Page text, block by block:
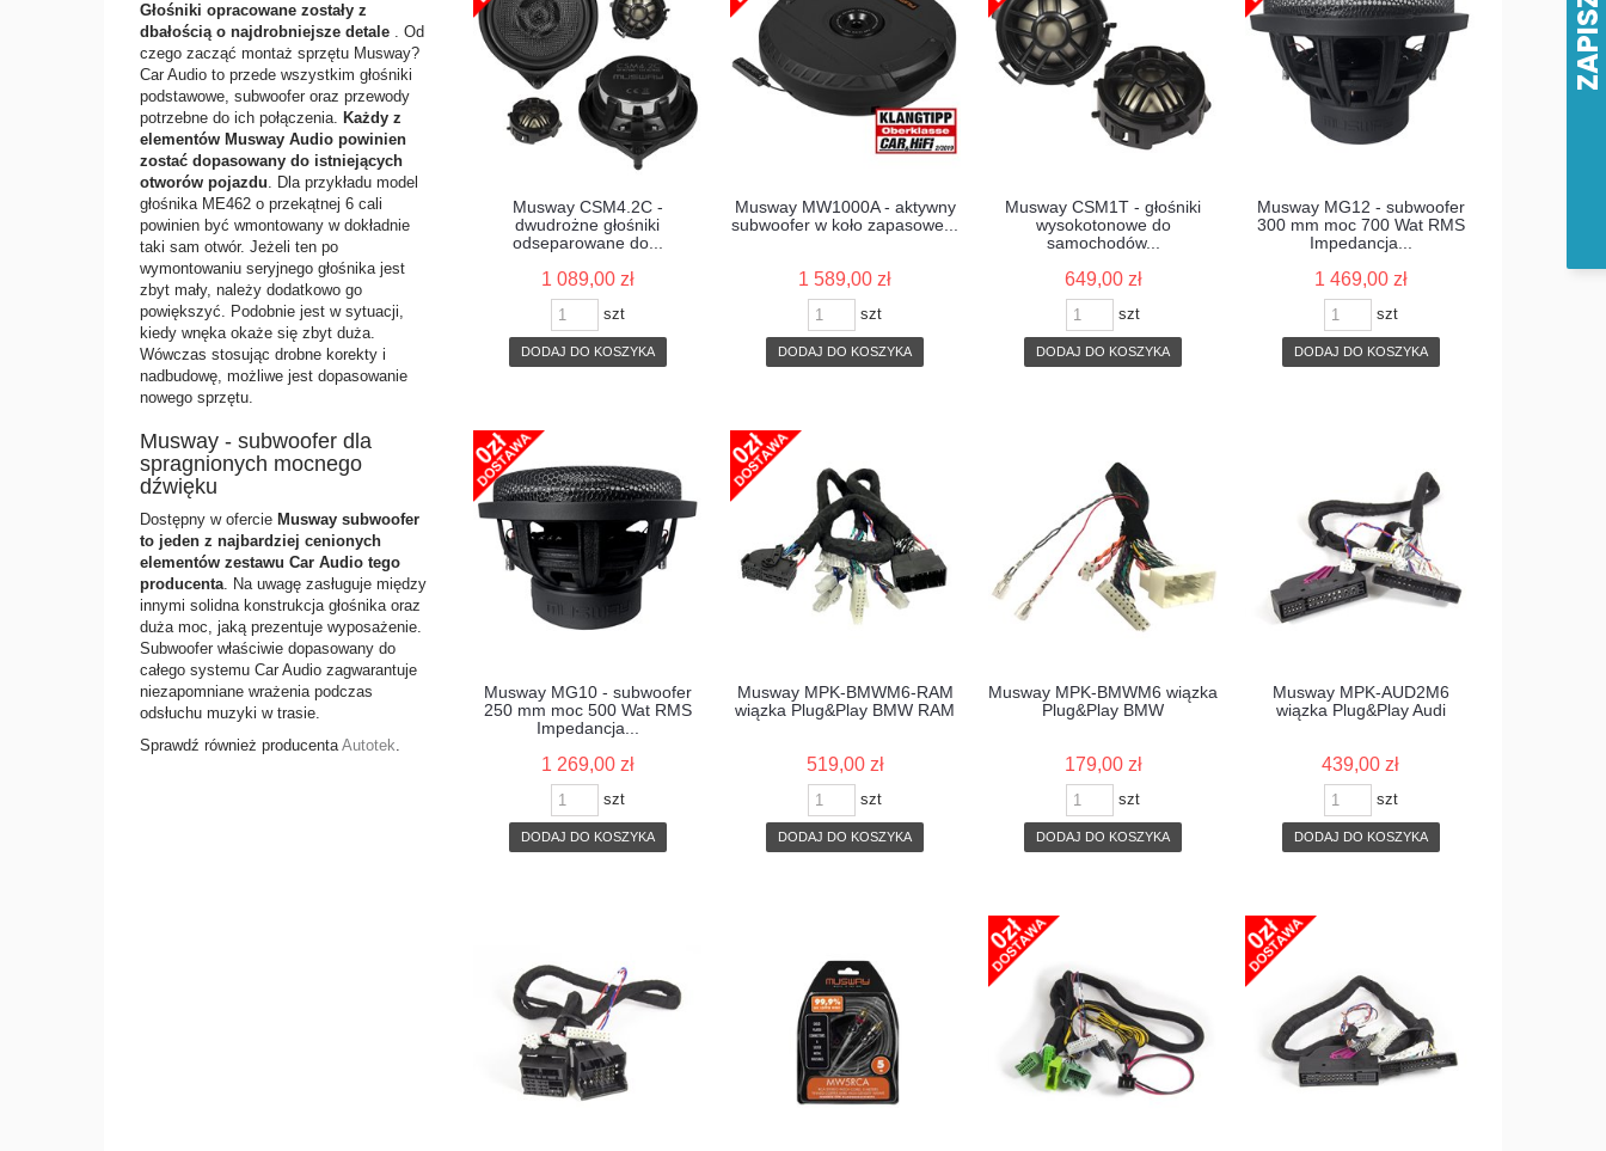
Głośniki opracowane zostały z
dbałością o najdrobniejsze detale . Od
czego zacząć montaż sprzętu Musway?
Car Audio to przede wszystkim głośniki
podstawowe, subwoofer oraz przewody
potrzebne do ich połączenia. Każdy z
elementów Musway Audio powinien
zostać dopasowany do istniejących
otworów pojazdu. Dla przykładu model
głośnika ME462 o przekątnej 6 cali
powinien być wmontowany w dokładnie
taki sam otwór. Jeżeli ten po
wymontowaniu seryjnego głośnika jest
zbyt mały, należy dodatkowo go
powiększyć. Podobnie jest w sytuacji,
kiedy wnęka okaże się zbyt duża.
Wówczas stosując drobne korekty i
nadbudowę, możliwe jest dopasowanie
nowego sprzętu.
Musway - subwoofer dla
spragnionych mocnego
dźwięku
Dostępny w ofercie Musway subwoofer
to jeden z najbardziej cenionych
elementów zestawu Car Audio tego
producenta. Na uwagę zasługuje między
innymi solidna konstrukcja głośnika oraz
duża moc, jaką prezentuje wyposażenie.
Subwoofer właściwie dopasowany do
całego systemu Car Audio zagwarantuje
niezapomniane wrażenia podczas
odsłuchu muzyki w trasie.
Sprawdź również producentaAutotek.
Musway CSM4.2C -
dwudrożne głośniki
odseparowane do...
1 089,00 zł
szt
DODAJ DO KOSZYKA
Musway MW1000A - aktywny
subwoofer w koło zapasowe...
1 589,00 zł
szt
DODAJ DO KOSZYKA
Musway CSM1T - głośniki
wysokotonowe do
samochodów...
649,00 zł
szt
DODAJ DO KOSZYKA
Musway MG12 - subwoofer
300 mm moc 700 Wat RMS
Impedancja...
1 469,00 zł
szt
DODAJ DO KOSZYKA
Musway MG10 - subwoofer
250 mm moc 500 Wat RMS
Impedancja...
1 269,00 zł
szt
DODAJ DO KOSZYKA
Musway MPK-BMWM6-RAM
wiązka Plug&Play BMW RAM
519,00 zł
szt
DODAJ DO KOSZYKA
Musway MPK-BMWM6 wiązka
Plug&Play BMW
179,00 zł
szt
DODAJ DO KOSZYKA
Musway MPK-AUD2M6
wiązka Plug&Play Audi
439,00 zł
szt
DODAJ DO KOSZYKA